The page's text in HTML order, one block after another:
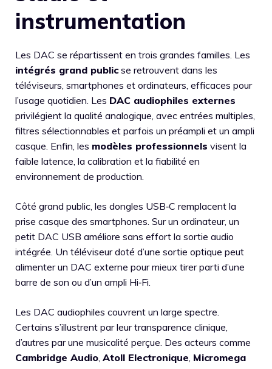
instrumentation
Les DAC se répartissent en trois grandes familles. Les
intégrés grand publicse retrouvent dans les
téléviseurs, smartphones et ordinateurs, efficaces pour
l’usage quotidien. Les DAC audiophiles externes
privilégient la qualité analogique, avec entrées multiples,
filtres sélectionnables et parfois un préampli et un ampli
casque. Enfin, les modèles professionnels visent la
faible latence, la calibration et la fiabilité en
environnement de production.
Côté grand public, les dongles USB‑C remplacent la
prise casque des smartphones. Sur un ordinateur, un
petit DAC USB améliore sans effort la sortie audio
intégrée. Un téléviseur doté d’une sortie optique peut
alimenter un DAC externe pour mieux tirer parti d’une
barre de son ou d’un ampli Hi‑Fi.
Les DAC audiophiles couvrent un large spectre.
Certains s’illustrent par leur transparence clinique,
d’autres par une musicalité perçue. Des acteurs comme
Cambridge Audio, Atoll Electronique, Micromega